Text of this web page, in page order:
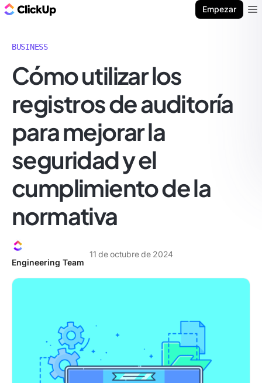
Empezar
BUSINESS
Cómo utilizar los
registros de auditoría
para mejorar la
seguridad y el
cumplimiento de la
normativa
Engineering Team
11 de octubre de 2024